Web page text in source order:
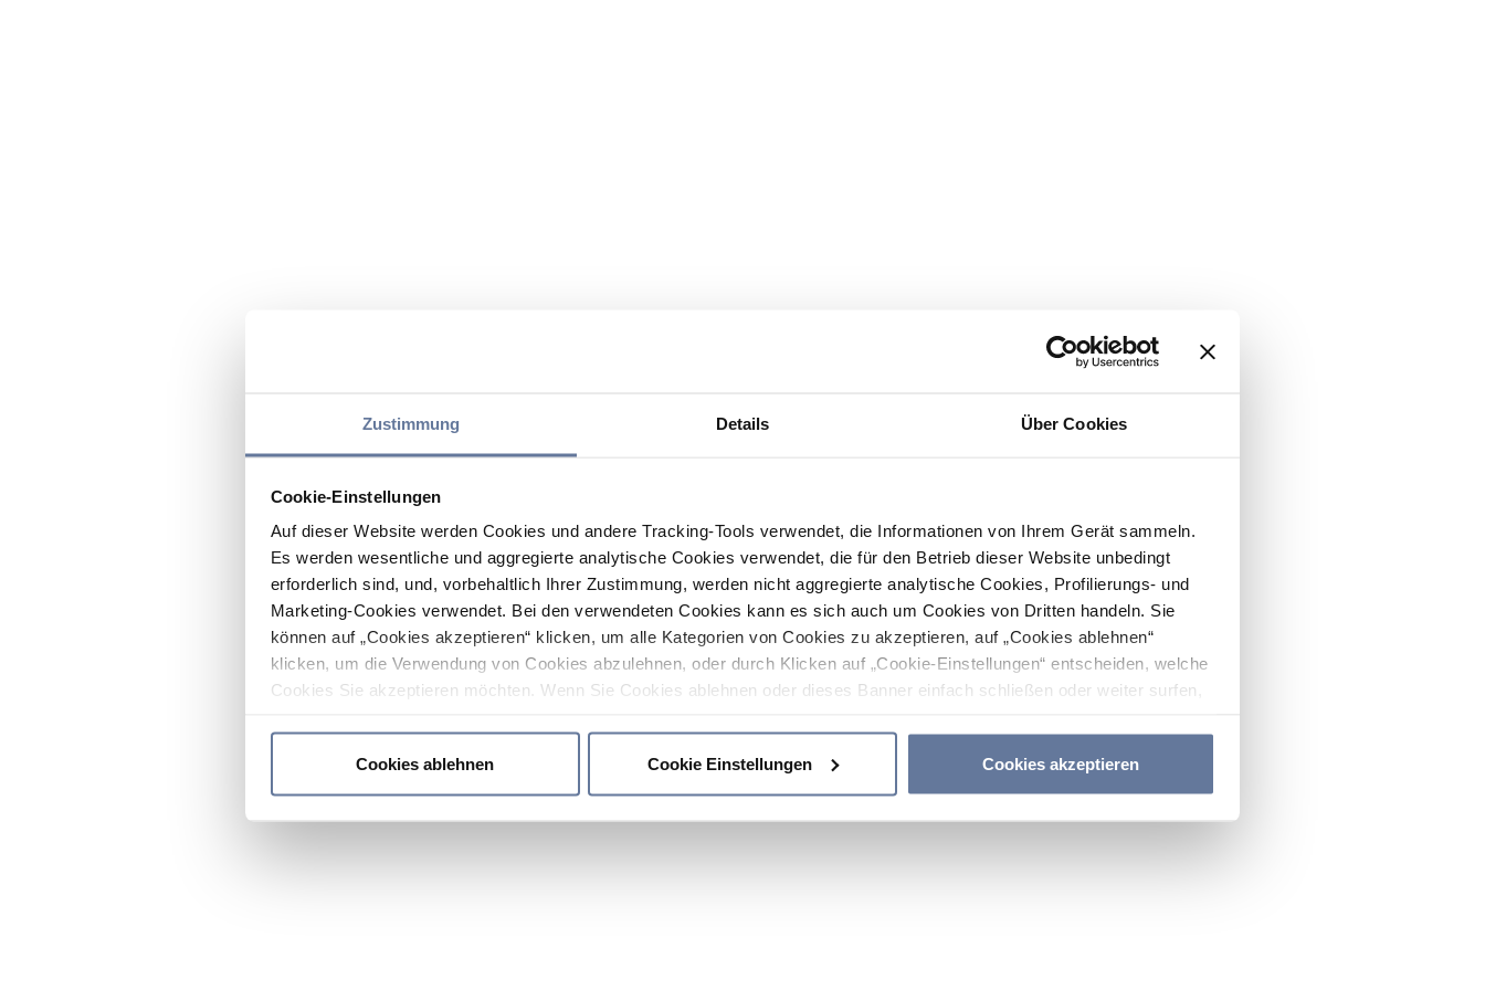
Zustimmung Details Über Cookies
Cookie-Einstellungen
Auf dieser Website werden Cookies und andere Tracking-Tools verwendet, die Informationen von Ihrem Gerät sammeln.
Es werden wesentliche und aggregierte analytische Cookies verwendet, die für den Betrieb dieser Website unbedingt
erforderlich sind, und, vorbehaltlich Ihrer Zustimmung, werden nicht aggregierte analytische Cookies, Profilierungs- und
Marketing-Cookies verwendet. Bei den verwendeten Cookies kann es sich auch um Cookies von Dritten handeln. Sie
können auf „Cookies akzeptieren“ klicken, um alle Kategorien von Cookies zu akzeptieren, auf „Cookies ablehnen“
klicken, um die Verwendung von Cookies abzulehnen, oder durch Klicken auf „Cookie-Einstellungen“ entscheiden, welche
Cookies Sie akzeptieren möchten. Wenn Sie Cookies ablehnen oder dieses Banner einfach schließen oder weiter surfen,
Cookies ablehnen
Cookie Einstellungen Cookies akzeptieren